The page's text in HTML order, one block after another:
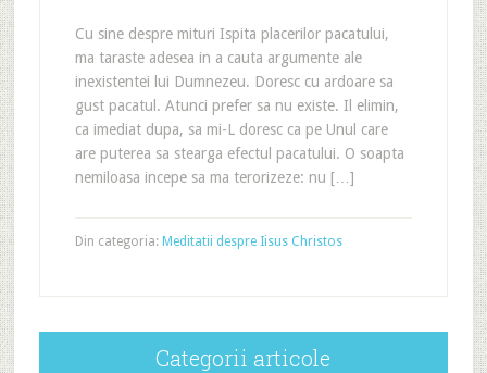
Cu sine despre mituri Ispita placerilor pacatului,
ma taraste adesea in a cauta argumente ale
inexistentei lui Dumnezeu. Doresc cu ardoare sa
gust pacatul. Atunci prefer sa nu existe. Il elimin,
ca imediat dupa, sa mi-L doresc ca pe Unul care
are puterea sa stearga efectul pacatului. O soapta
nemiloasa incepe sa ma terorizeze: nu […]
Din categoria: Meditatii despre Iisus Christos
Categorii articole